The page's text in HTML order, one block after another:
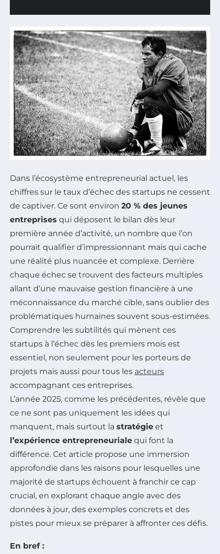
Dans l’écosystème entrepreneurial actuel, les
chiffres sur le taux d’échec des startups ne cessent
de captiver. Ce sont environ 20 % des jeunes
entreprises qui déposent le bilan dès leur
première année d’activité, un nombre que l’on
pourrait qualifier d’impressionnant mais qui cache
une réalité plus nuancée et complexe. Derrière
chaque échec se trouvent des facteurs multiples
allant d’une mauvaise gestion financière à une
méconnaissance du marché cible, sans oublier des
problématiques humaines souvent sous-estimées.
Comprendre les subtilités qui mènent ces
startups à l’échec dès les premiers mois est
essentiel, non seulement pour les porteurs de
projets mais aussi pour tous les acteurs
accompagnant ces entreprises.
L’année 2025, comme les précédentes, révèle que
ce ne sont pas uniquement les idées qui
manquent, mais surtout la stratégie et
l’expérience entrepreneuriale qui font la
différence. Cet article propose une immersion
approfondie dans les raisons pour lesquelles une
majorité de startups échouent à franchir ce cap
crucial, en explorant chaque angle avec des
données à jour, des exemples concrets et des
pistes pour mieux se préparer à affronter ces défis.
En bref :